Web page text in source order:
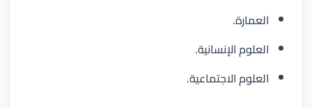
العمارة.
العلوم الإنسانية.
العلوم الاجتماعية.